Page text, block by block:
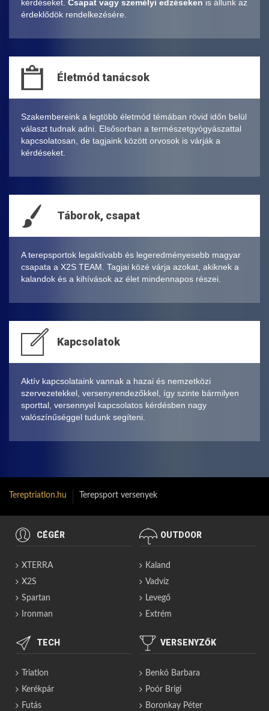
kérdéseket. Csapat vagy személyi edzéseken is állunk az
érdeklődök rendelkezésére.
Életmód tanácsok
Szakembereink a legtöbb életmód témában rövid időn belül
választ tudnak adni. Elsősorban a természetgyógyászattal
kapcsolatosan, de tagjaink között orvosok is várják a
kérdéseket.
Táborok, csapat
A terepsportok legaktívabb és legeredményesebb magyar
csapata a X2S TEAM. Tagjai közé várja azokat, akiknek a
kalandok és a kihívások az élet mindennapos részei.
Kapcsolatok
Aktív kapcsolataink vannak a hazai és nemzetközi
szervezetekkel, versenyrendezőkkel, így szinte bármilyen
sporttal, versennyel kapcsolatos kérdésben nagy
valószínűséggel tudunk segíteni.
Tereptriatlon.hu Terepsport versenyek
CÉGÉR
XTERRA
X2S
Spartan
Ironman
OUTDOOR
Kaland
Vadvíz
Levegő
Extrém
TECH
Triatlon
Kerékpár
Futás
VERSENYZŐK
Benkó Barbara
Poór Brigi
Boronkay Péter